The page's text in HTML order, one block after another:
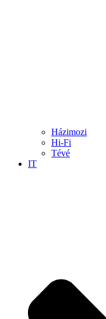
Házimozi
Hi-Fi
Tévé
IT